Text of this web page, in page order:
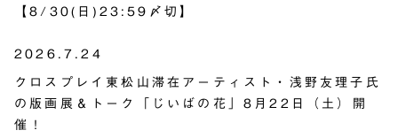
【8/30(日)23:59〆切】
2026.7.24
クロスプレイ東松山滞在アーティスト・浅野友理子氏
の版画展＆トーク「じいばの花」8月22日（土）開
催！